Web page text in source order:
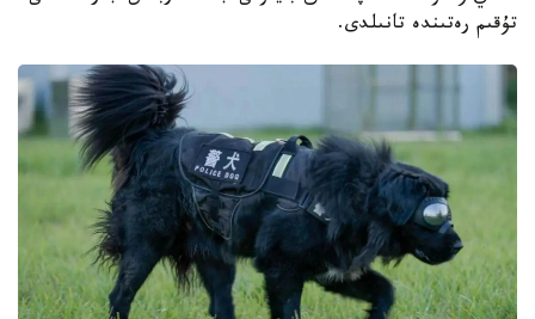
تۇقىم رەتىندە تانىلدى.